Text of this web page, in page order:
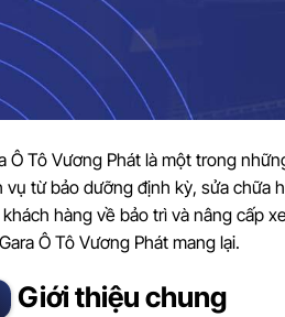
Ô Tô Vương Phát là một trong
vụ từ bảo dưỡng định kỳ, sửa chữa
hàng về bảo trì và nâng cấp
Ô Tô Vương Phát mang lại.
Giới thiệu chung